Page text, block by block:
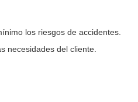
los riesgos de accidentes.
necesidades del cliente.